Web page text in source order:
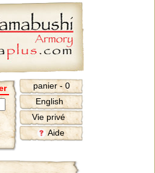
panier - 0
English
Vie privé
Aide